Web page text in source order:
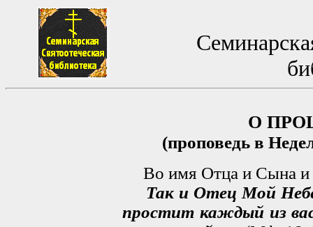
О
(проповедь в
Во имя Отца и Сына и
Так и Отец Мой
простит каждый из вас